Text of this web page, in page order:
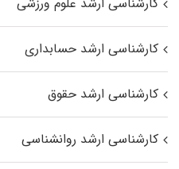
کارشناسی ارشد حسابداری
کارشناسی ارشد حقوق
کارشناسی ارشد روانشناسی